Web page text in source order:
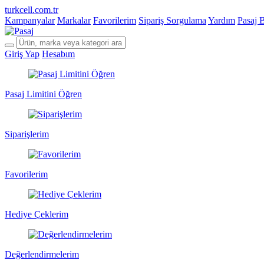
turkcell.com.tr
Kampanyalar Markalar Favorilerim Sipariş Sorgulama Yardım Pasaj
Giriş Yap Hesabım
Pasaj Limitini Öğren
Siparişlerim
Favorilerim
Hediye Çeklerim
Değerlendirmelerim